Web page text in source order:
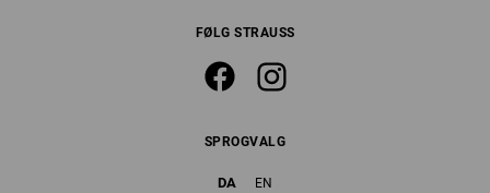
FØLG STRAUSS
SPROGVALG
DA EN